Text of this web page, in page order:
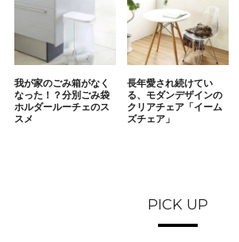
我が家のごみ箱がなく
なった！？分別ごみ袋
ホルダールーチェのス
スメ
長年愛され続けてい
る、モダンデザインの
クリアチェア「イーム
ズチェア」
PICK UP